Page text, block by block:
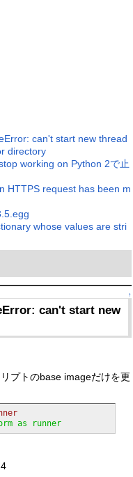
can't start new thread
directory
working on Python 2で止
HTTPS request has been m
whose values are stri
↑
can't start new
プトのbase imageだけを更
as runner